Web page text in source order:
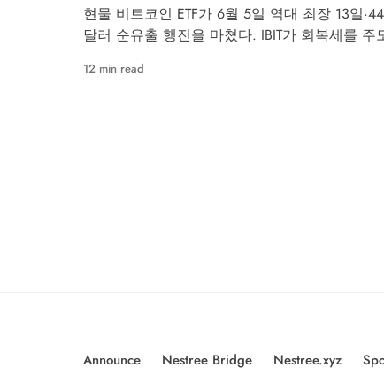
현물 비트코인 ETF가 6월 5일 역대 최장 13일
달러 순유출 행진을 마쳤다. IBIT가 회복세를 주
다.
12 min read
Announce Nestree Bridge Nestree.xyz